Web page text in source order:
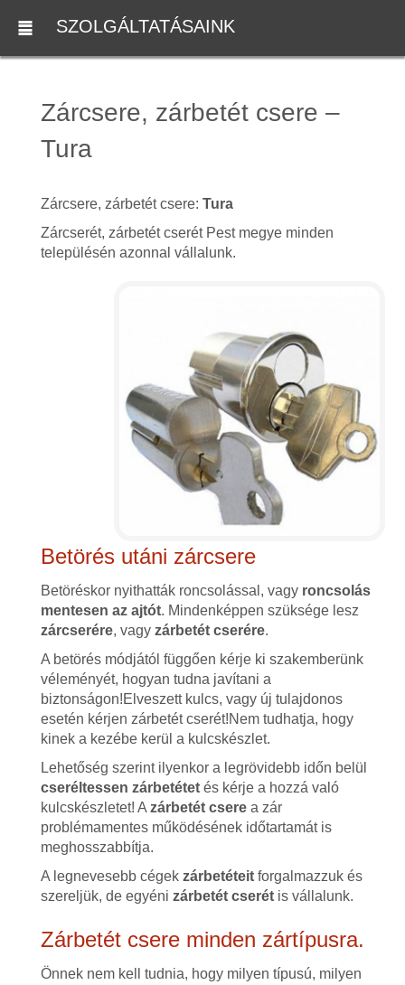
SZOLGÁLTATÁSAINK
Zárcsere, zárbetét csere –
Tura
Zárcsere, zárbetét csere: Tura
Zárcserét, zárbetét cserét Pest megye minden
településén azonnal vállalunk.
Betörés utáni zárcsere
Betöréskor nyithatták roncsolással, vagy roncsolás
mentesen az ajtót. Mindenképpen szüksége lesz
zárcserére, vagyzárbetét cserére.
A betörés módjától függően kérje ki szakemberünk
véleményét, hogyan tudna javítani a
biztonságon!Elveszett kulcs, vagy új tulajdonos
esetén kérjen zárbetét cserét!Nem tudhatja, hogy
kinek a kezébe kerül a kulcskészlet.
Lehetőség szerint ilyenkor a legrövidebb időn belül
cseréltessen zárbetétetés kérje a hozzá való
kulcskészletet! A zárbetét cserea zár
problémamentes működésének időtartamát is
meghosszabbítja.
A legnevesebb cégek zárbetéteitforgalmazzuk és
szereljük, de egyéni zárbetét cserétis vállalunk.
Zárbetét csere minden zártípusra.
Önnek nem kell tudnia, hogy milyen típusú, milyen